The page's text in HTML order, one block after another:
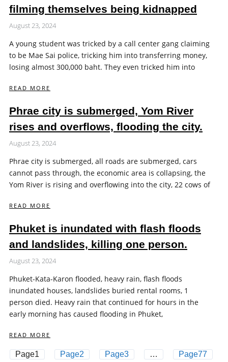
filming themselves being kidnapped
August 23, 2024
A young student was tricked by a call center gang claiming
to be Mae Sai police, tricking him into transferring money,
losing almost 300,000 baht. They even tricked him into
READ MORE
Phrae city is submerged, Yom River
rises and overflows, flooding the city.
August 23, 2024
Phrae city is submerged, all roads are submerged, cars
cannot pass through, the economic area is collapsing, the
Yom River is rising and overflowing into the city, 22 cows of
READ MORE
Phuket is inundated with flash floods
and landslides, killing one person.
August 23, 2024
Phuket-Kata-Karon flooded, heavy rain, flash floods
inundated houses, landslides buried rental rooms, 1
person died. Heavy rain that continued for hours in the
early morning has caused flooding in Phuket,
READ MORE
Page1 Page2 Page3 … Page77